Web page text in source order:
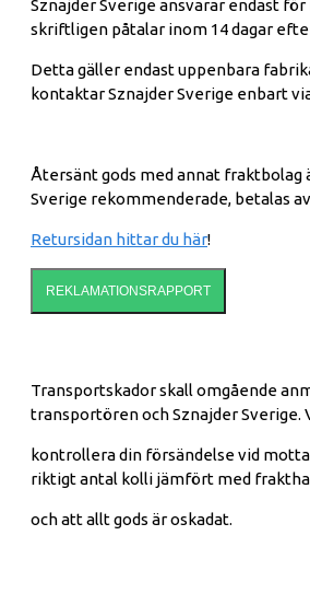
Sznajder Sverige ansvarar endast
skriftligen påtalar inom 14 dagar
Detta gäller endast uppenbara
kontaktar Sznajder Sverige enbart
Återsänt gods med annat fraktbolag
Sverige rekommenderade, betalas
Retursidan hittar du här!
REKLAMATIONSRAPPORT
Transportskador skall omgående
transportören och Sznajder Sverige.
kontrollera din försändelse vid
riktigt antal kolli jämfört med
och att allt gods är oskadat.